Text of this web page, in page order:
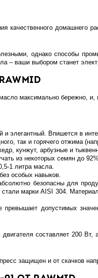
качественного домашнего
однако способы
– ваши выбором станет
максимально бережно,
элегантный. Впишется в
так и горячего отжима
кунжут, арбузные и
из некоторых семян до
1 литра масла.
особых навыков.
безопасны для
марки AISI 304.
допустимых
составляет 200
защищен и от скачков